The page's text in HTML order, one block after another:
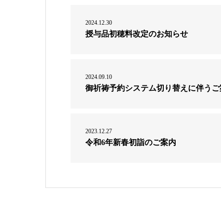
2024.12.30
授与品初穂料改定のお知らせ
2024.09.10
御祈祷予約システム切り替えに伴う
2023.12.27
令和6年新春初詣のご案内